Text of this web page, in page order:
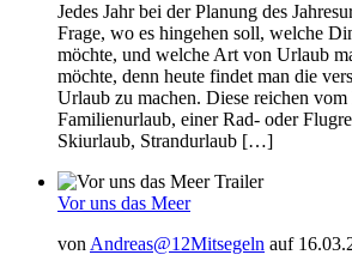
Jedes Jahr bei der Planung des
Frage, wo es hingehen soll, welche
möchte, und welche Art von Urlaub
möchte, denn heute findet man die
Urlaub zu machen. Diese reichen
Familienurlaub, einer Rad- oder
Skiurlaub, Strandurlaub […]
Vor uns das Meer
vonAndreas@12Mitsegeln auf